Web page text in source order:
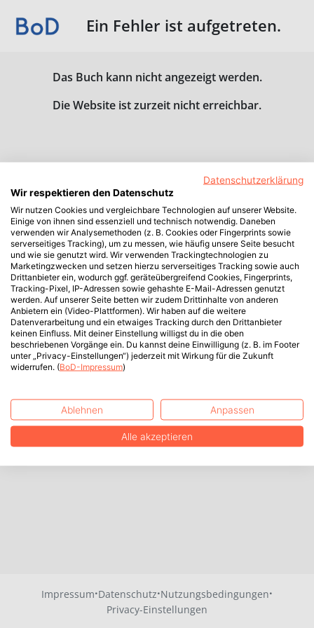
Ein Fehler ist aufgetreten.
Das Buch kann nicht angezeigt werden.
Die Website ist zurzeit nicht erreichbar.
Impressum·Datenschutz·Nutzungsbedingungen·
Privacy-Einstellungen
Datenschutzerklärung
Wir respektieren den Datenschutz
Wir nutzen Cookies und vergleichbare Technologien auf unserer Website.
Einige von ihnen sind essenziell und technisch notwendig. Daneben
verwenden wir Analysemethoden (z. B. Cookies oder Fingerprints sowie
serverseitiges Tracking), um zu messen, wie häufig unsere Seite besucht
und wie sie genutzt wird. Wir verwenden Trackingtechnologien zu
Marketingzwecken und setzen hierzu serverseitiges Tracking sowie auch
Drittanbieter ein, wodurch ggf. geräteübergreifend Cookies, Fingerprints,
Tracking-Pixel, IP-Adressen sowie gehashte E-Mail-Adressen genutzt
werden. Auf unserer Seite betten wir zudem Drittinhalte von anderen
Anbietern ein (Video-Plattformen). Wir haben auf die weitere
Datenverarbeitung und ein etwaiges Tracking durch den Drittanbieter
keinen Einfluss. Mit deiner Einstellung willigst du in die oben
beschriebenen Vorgänge ein. Du kannst deine Einwilligung (z. B. im Footer
unter „Privacy-Einstellungen“) jederzeit mit Wirkung für die Zukunft
widerrufen. (BoD-Impressum)
Ablehnen Anpassen
Alle akzeptieren